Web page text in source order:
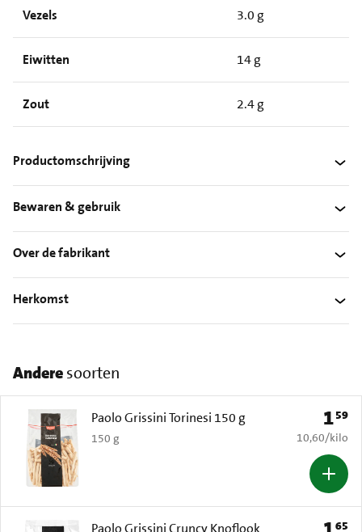
Vezels 3.0 g
Eiwitten 14 g
Zout 2.4 g
Productomschrijving
Bewaren & gebruik
Over de fabrikant
Herkomst
Anderesoorten
Paolo Grissini Torinesi 150 g
150 g
Prijs:
159
€ 10,60 per
10,60/kilo
Paolo Grissini Cruncy Knoflook
Prijs:
65